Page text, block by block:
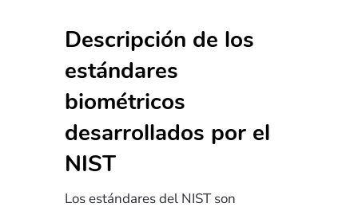
Descripción de los
estándares
biométricos
desarrollados por el
NIST
Los estándares del NIST son